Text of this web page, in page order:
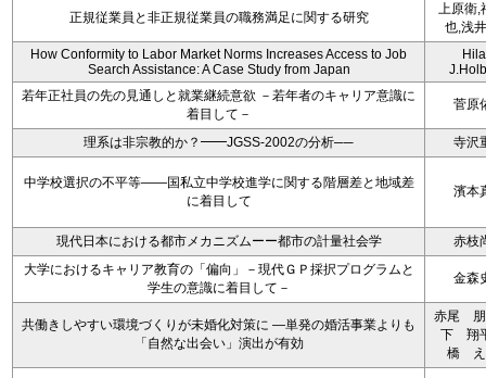
正規従業員と非正規従業員の職務満足に関する研究
上原衛,
也,浅
How Conformity to Labor Market Norms Increases Access to Job
Search Assistance: A Case Study from Japan
若年正社員の先の見通しと就業継続意欲 －若年者のキャリア意識に
着目して－
菅原
理系は非宗教的か？━━JGSS-2002の分析── 寺沢
中学校選択の不平等――国私立中学校進学に関する階層差と地域差
に着目して
濱本
現代日本における都市メカニズムーー都市の計量社会学
赤枝
大学におけるキャリア教育の「偏向」－現代ＧＰ採択プログラムと
学生の意識に着目して－
金森
共働きしやすい環境づくりが未婚化対策に ―単発の婚活事業よりも
「自然な出会い」演出が有効
赤尾 朋
下 翔
橋 え